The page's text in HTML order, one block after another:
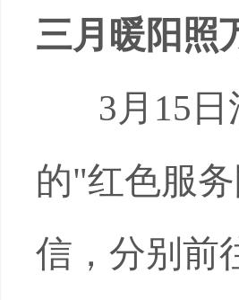
三月暖阳照
3 月 15
的"红色服
信，分别前